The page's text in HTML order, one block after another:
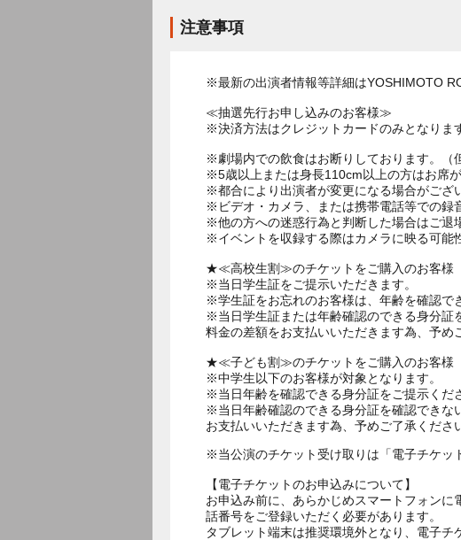
注意事項
※最新の出演者情報等詳細はYOSHIMOTO
≪抽選先行お申し込みのお客様≫
※決済方法はクレジットカードのみとなりま
※劇場内での飲食はお断りしております。（
※5歳以上または身長110cm以上の方はお席
※都合により出演者が変更になる場合がござ
※ビデオ・カメラ、または携帯電話等での録
※他の方への迷惑行為と判断した場合はご退
※イベントを収録する際はカメラに映る可能
★≪高校生割≫のチケットをご購入のお客様
※当日学生証をご提示いただきます。
※学生証をお忘れのお客様は、年齢を確認で
※当日学生証または年齢確認のできる身分証
料金の差額をお支払いいただきます為、予め
★≪子ども割≫のチケットをご購入のお客様
※中学生以下のお客様が対象となります。
※当日年齢を確認できる身分証をご提示くだ
※当日年齢確認のできる身分証を確認できな
お支払いいただきます為、予めご了承くださ
※当公演のチケット受け取りは「電子チケッ
【電子チケットのお申込みについて】
お申込み前に、あらかじめスマートフォン
話番号をご登録いただく必要があります。
タブレット端末は推奨環境外となり、電子